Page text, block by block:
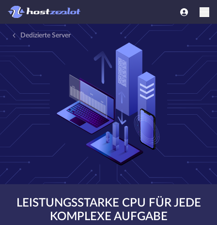
Dedizierte Server
LEISTUNGSSTARKE CPU FÜR JEDE
KOMPLEXE AUFGABE